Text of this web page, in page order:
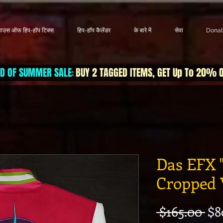
ऑफ हिप-हॉप टिक्स हिप-हॉप कैलेंडर के बारे में सेवा
OF SUMMER SALE:BUY 2 TAGGED ITEMS, GET Up To 20%
Das EFX
Cropped
$165.00